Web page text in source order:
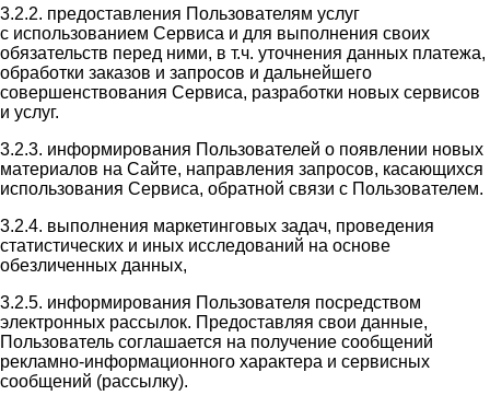
3.2.2. предоставления Пользователям услуг
с использованием Сервиса и для выполнения своих
обязательств перед ними, в т.ч. уточнения данных платежа,
обработки заказов и запросов и дальнейшего
совершенствования Сервиса, разработки новых сервисов
и услуг.
3.2.3. информирования Пользователей о появлении новых
материалов на Сайте, направления запросов, касающихся
использования Сервиса, обратной связи с Пользователем.
3.2.4. выполнения маркетинговых задач, проведения
статистических и иных исследований на основе
обезличенных данных,
3.2.5. информирования Пользователя посредством
электронных рассылок. Предоставляя свои данные,
Пользователь соглашается на получение сообщений
рекламно-информационного характера и сервисных
сообщений (рассылку).